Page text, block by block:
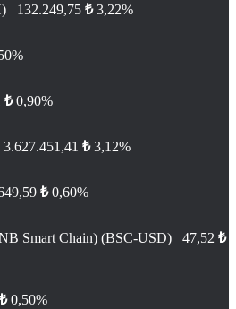
132.249,75 ₺ 3,22%
₺ 0,90%
3.627.451,41 ₺ 3,12%
₺ 0,60%
Smart Chain) (BSC-USD) 47,52 ₺
₺ 0,50%